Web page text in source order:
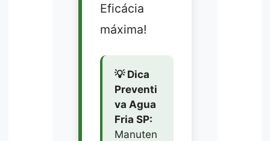
Eficácia
máxima!
💡 Dica
Preventi
va Agua
Fria SP:
Manuten